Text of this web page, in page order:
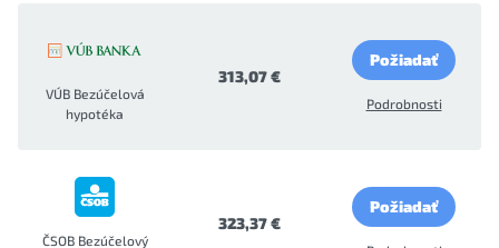
VÚB Bezúčelová
hypotéka
313,07 €
Požiadať
Podrobnosti
ČSOB Bezúčelový
323,37 €
Požiadať